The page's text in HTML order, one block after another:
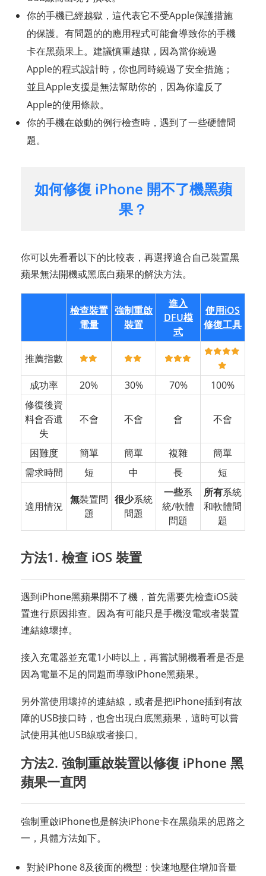
你的手機已經越獄，這代表它不受Apple保護措施
的保護。有問題的的應用程式可能會導致你的手機
卡在黑蘋果上。建議慎重越獄，因為當你繞過
Apple的程式設計時，你也同時繞過了安全措施；
並且Apple支援是無法幫助你的，因為你違反了
Apple的使用條款。
你的手機在啟動的例行檢查時，遇到了一些硬體問
題。
如何修復 iPhone 開不了機黑蘋
果？
你可以先看看以下的比較表，再選擇適合自己裝置黑
蘋果無法開機或黑底白蘋果的解決方法。
檢查裝置
電量
強制重啟
裝置
進入
DFU模
式
使用iOS
修復工具
推薦指數
成功率 20% 30% 70%
100%
修復後資
料會否遺
失
不會 不會 會 不會
困難度 簡單 簡單 複雜
簡單
需求時間
短 中 長 短
適用情況
無裝置問
題
很少系統
問題
一些系
統/軟體
問題
所有系統
和軟體問
題
方法1. 檢查 iOS 裝置
遇到iPhone黑蘋果開不了機，首先需要先檢查iOS裝
置進行原因排查。因為有可能只是手機沒電或者裝置
連結線壞掉。
接入充電器並充電1小時以上，再嘗試開機看看是否是
因為電量不足的問題而導致iPhone黑蘋果。
另外當使用壞掉的連結線，或者是把iPhone插到有故
障的USB接口時，也會出現白底黑蘋果，這時可以嘗
試使用其他USB線或者接口。
方法2. 強制重啟裝置以修復 iPhone 黑
蘋果一直閃
強制重啟iPhone也是解決iPhone卡在黑蘋果的思路之
一，具體方法如下。
對於iPhone 8及後面的機型：快速地壓住增加音量